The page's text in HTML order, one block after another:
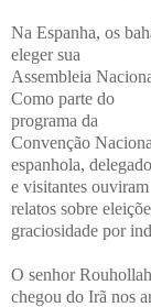
Na Espanha, os
eleger sua
Assembleia
Como parte do
programa da
Convenção
espanhola,
e visitantes ouviram
relatos sobre
graciosidade por
O senhor
chegou do Irã nos